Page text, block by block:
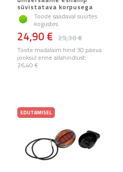
süvistatava korpusega
Toode saadaval suurtes
kogustes
29,30 €
24,90 €
Toote madalaim hind 30 päeva
jooksul enne allahindlust:
26,40 €
EDUTAMISEL